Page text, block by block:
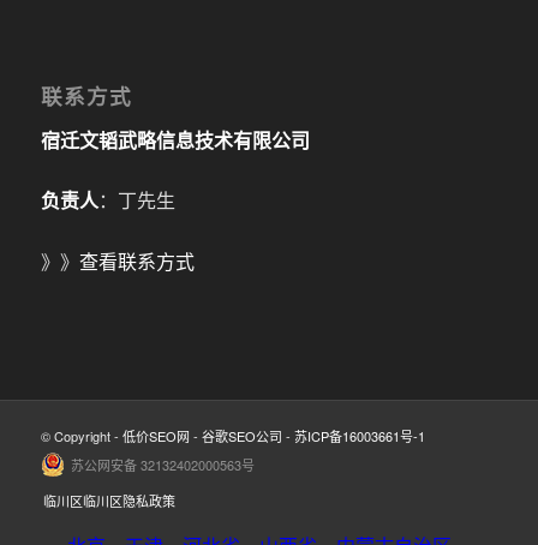
联系方式
宿迁文韬武略信息技术有限公司
负责人：丁先生
》》 查看联系方式
© Copyright - 低价SEO网 - 谷歌SEO公司 - 苏ICP备16003661号-1
苏公网安备 32132402000563号
临川区临川区隐私政策